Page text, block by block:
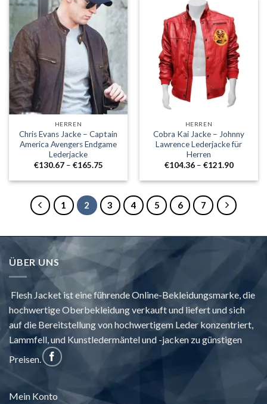
HERREN
Chris Evans Jacke – Captain
America Avengers Endgame
Lederjacke
€130.67 – €165.75Preisklasse:
durch
HERREN
Cobra Kai Jacke – Johnny
Lawrence Lederjacke für
Herren
€104.36 – €121.90
durch
1 2 3 4 5 6 7
ÜBER UNS
Flesh Jacket ist eine führende Online-Bekleidungsmarke, die
hochwertige Oberbekleidung verkauft und liefert und sich
auf die Bereitstellung von hochwertigem Leder konzentriert,
Lammfell, und Kunstledermäntel und -jacken zu günstigen
Preisen.
Mein Konto